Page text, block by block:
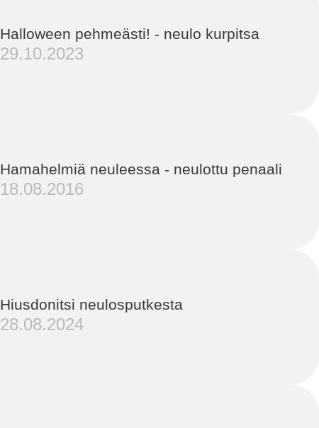
Halloween pehmeästi! - neulo kurpitsa
29.10.2023
Hamahelmiä neuleessa - neulottu penaali
18.08.2016
Hiusdonitsi neulosputkesta
28.08.2024